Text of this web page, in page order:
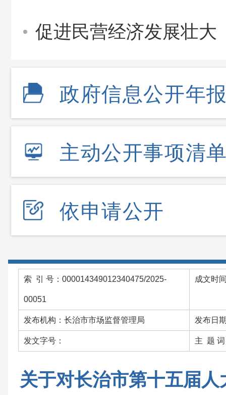
促进民营经济发展壮大
政府信息公开年
主动公开事项清
依申请公开
索 引 号：000014349012340475/2025-
00051
成文时
发布机构：长治市市场监督管理局 发布日
发文字号： 主 题 词
关于对长治市第十五届